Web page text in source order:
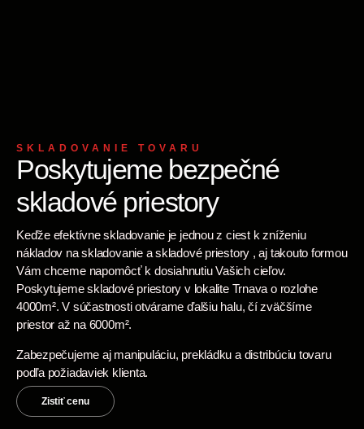
SKLADOVANIE TOVARU
Poskytujeme bezpečné
skladové priestory
Keďže efektívne skladovanie je jednou z ciest k zníženiu
nákladov na skladovanie a skladové priestory , aj takouto formou
Vám chceme napomôcť k dosiahnutiu Vašich cieľov.
Poskytujeme skladové priestory v lokalite Trnava o rozlohe
4000m². V súčastnosti otvárame ďalšiu halu, čí zväčšíme
priestor až na 6000m².
Zabezpečujeme aj manipuláciu, prekládku a distribúciu tovaru
podľa požiadaviek klienta.
Zistiť cenu